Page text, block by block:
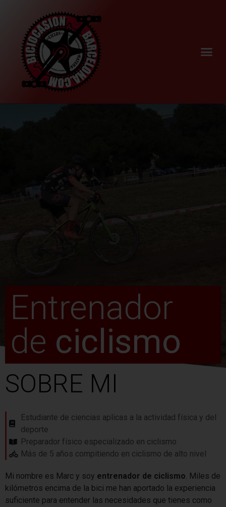
Entrenador
de ciclismo
SOBRE MI
Estudiante de ciencias aplicas a la actividad física y del
deporte
Preparador físico especializado en ciclismo
Más de 5 años compitiendo en ciclismo de alto nivel
Mi nombre es Marc y soy entrenador de ciclismo. Miles de
kilómetros encima de la bici me han aportado la experiencia
suficiente para entender las necesidades que tienes como